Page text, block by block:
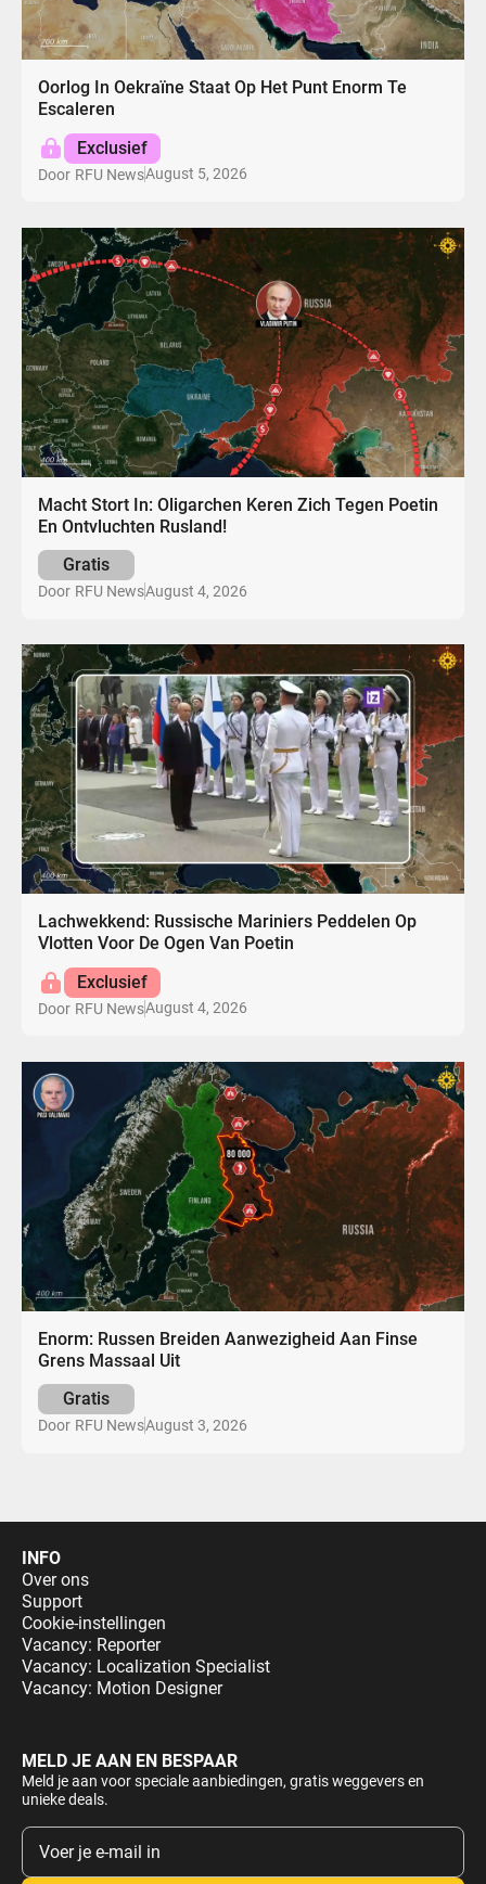
Oorlog In Oekraïne Staat Op Het Punt Enorm Te
Escaleren
Exclusief
Door RFU NewsAugust 5, 2026
Macht Stort In: Oligarchen Keren Zich Tegen Poetin
En Ontvluchten Rusland!
Gratis
Door RFU NewsAugust 4, 2026
Lachwekkend: Russische Mariniers Peddelen Op
Vlotten Voor De Ogen Van Poetin
Exclusief
Door RFU NewsAugust 4, 2026
Enorm: Russen Breiden Aanwezigheid Aan Finse
Grens Massaal Uit
Gratis
Door RFU NewsAugust 3, 2026
INFO
Over ons
Support
Cookie-instellingen
Vacancy: Reporter
Vacancy: Localization Specialist
Vacancy: Motion Designer
MELD JE AAN EN BESPAAR
Meld je aan voor speciale aanbiedingen, gratis weggevers en
unieke deals.